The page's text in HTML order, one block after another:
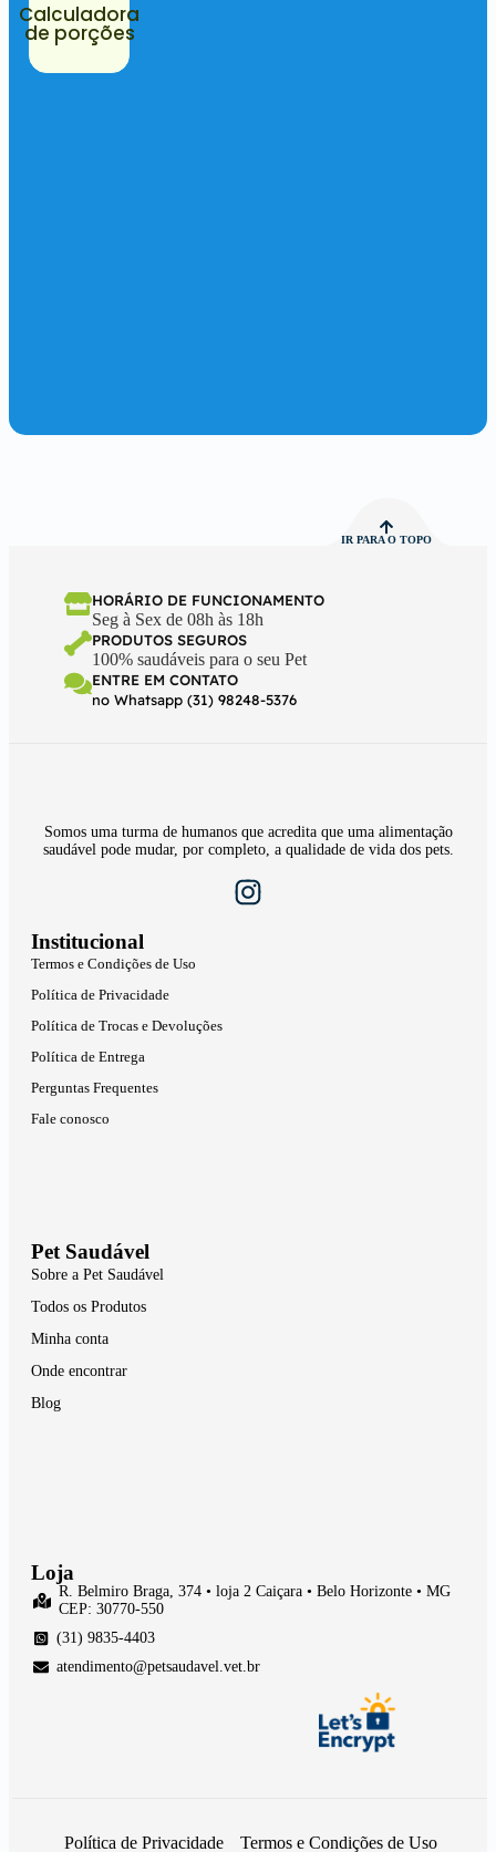
Calculadora
de porções
IR PARA O TOPO
HORÁRIO DE FUNCIONAMENTO
Seg à Sex de 08h às 18h
PRODUTOS SEGUROS
100% saudáveis para o seu Pet
ENTRE EM CONTATO
no Whatsapp (31) 98248-5376
Somos uma turma de humanos que acredita que uma alimentação
saudável pode mudar, por completo, a qualidade de vida dos pets.
Institucional
Termos e Condições de Uso
Política de Privacidade
Política de Trocas e Devoluções
Política de Entrega
Perguntas Frequentes
Fale conosco
Pet Saudável
Sobre a Pet Saudável
Todos os Produtos
Minha conta
Onde encontrar
Blog
Loja
R. Belmiro Braga, 374 • loja 2 Caiçara • Belo Horizonte • MG
CEP: 30770-550
(31) 9835-4403
atendimento@petsaudavel.vet.br
Política de Privacidade Termos e Condições de Uso